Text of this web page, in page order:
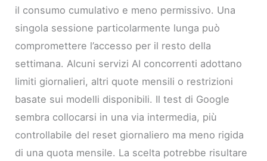
il consumo cumulativo e meno permissivo. Una
singola sessione particolarmente lunga può
compromettere l’accesso per il resto della
settimana. Alcuni servizi AI concorrenti adottano
limiti giornalieri, altri quote mensili o restrizioni
basate sui modelli disponibili. Il test di Google
sembra collocarsi in una via intermedia, più
controllabile del reset giornaliero ma meno rigida
di una quota mensile. La scelta potrebbe risultare